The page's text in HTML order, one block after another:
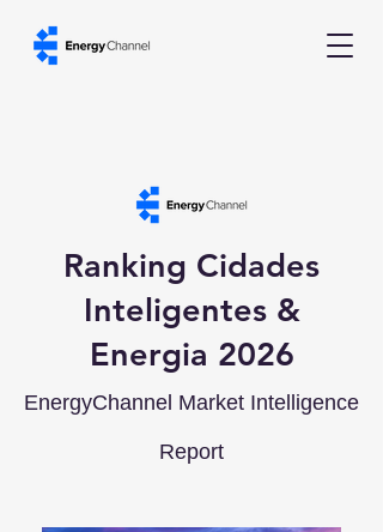
Ranking Cidades
Inteligentes &
Energia 2026
EnergyChannel Market Intelligence
Report